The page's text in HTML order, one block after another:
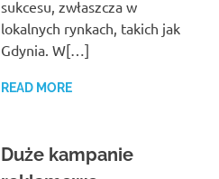
sukcesu, zwłaszcza w
lokalnych rynkach, takich jak
Gdynia. W[…]
READ MORE
Duże kampanie